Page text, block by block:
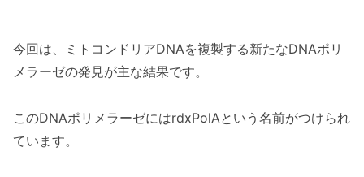
今回は、ミトコンドリアDNAを複製する新たなDNAポリ
メラーゼの発見が主な結果です。
このDNAポリメラーゼにはrdxPolAという名前がつけられ
ています。